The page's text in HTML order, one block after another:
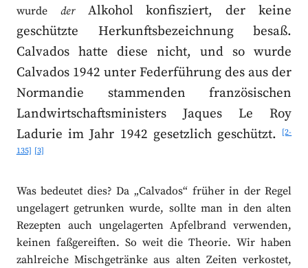
wurde derAlkohol konfisziert, der keine
geschützte Herkunftsbezeichnung besaß.
Calvados hatte diese nicht, und so wurde
Calvados 1942 unter Federführung des aus der
Normandie stammenden französischen
Landwirtschaftsministers Jaques Le Roy
Ladurie im Jahr 1942 gesetzlich geschützt.
[2-
135] [3]
Was bedeutet dies? Da „Calvados“ früher in der Regel
ungelagert getrunken wurde, sollte man in den alten
Rezepten auch ungelagerten Apfelbrand verwenden,
keinen faßgereiften. So weit die Theorie. Wir haben
zahlreiche Mischgetränke aus alten Zeiten verkostet,